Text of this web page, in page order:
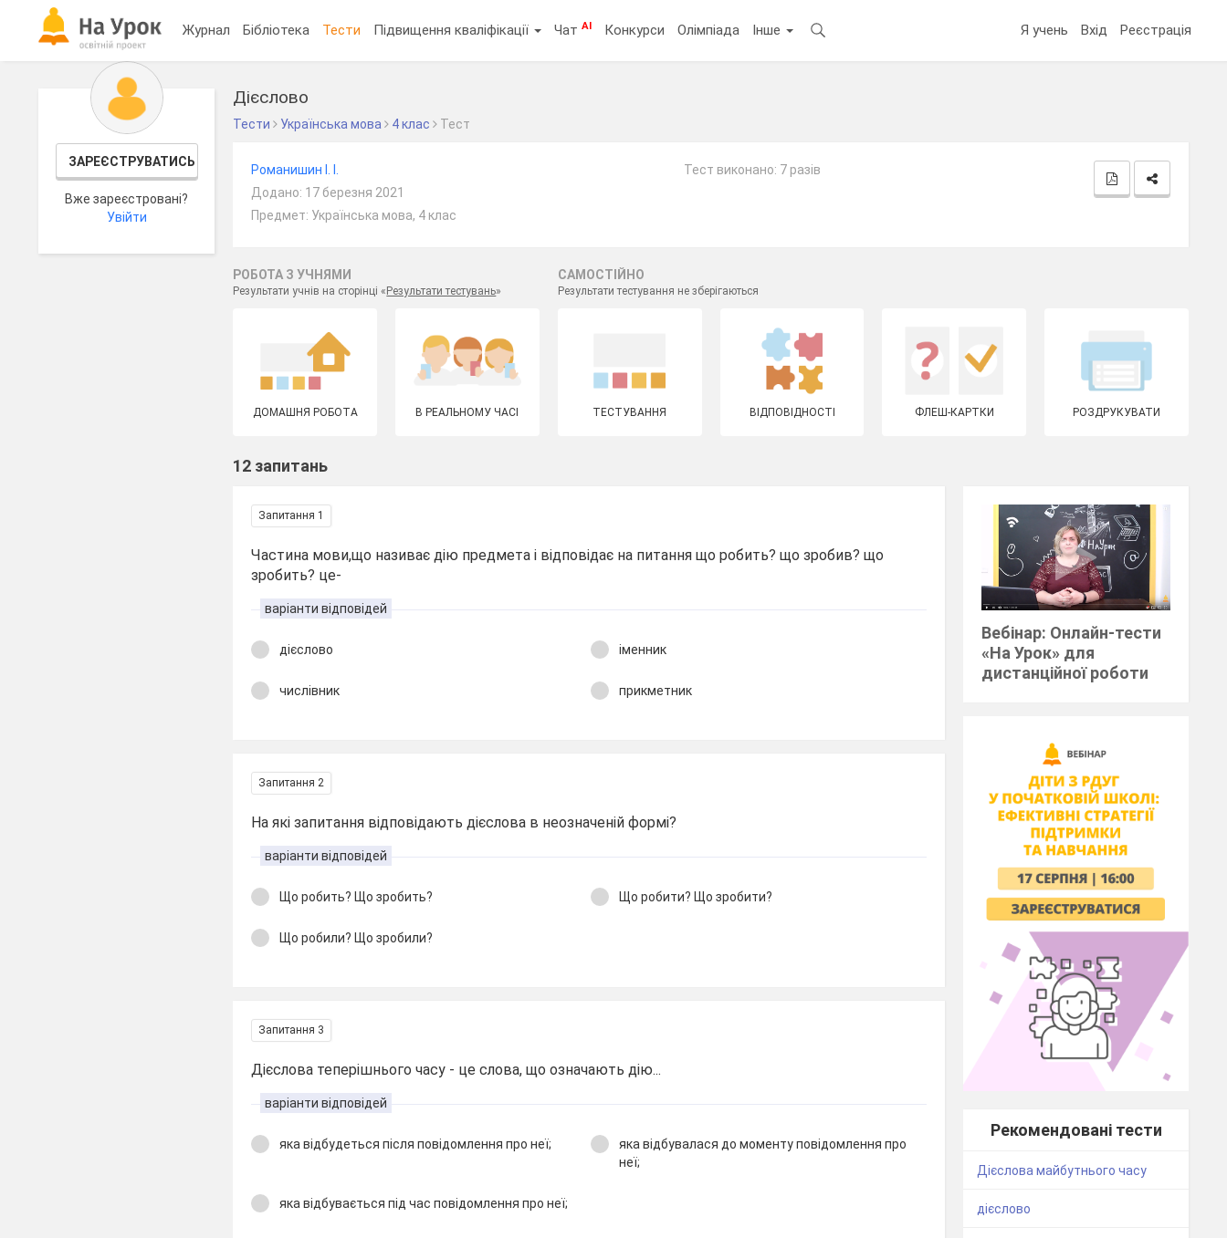
Журнал Бібліотека Тести Підвищення кваліфікації ЧатAI Конкурси Олімпіада Інше Я учень Вхід Реєстрація
ЗАРЕЄСТРУВАТИСЬ
Вже зареєстровані?
Увійти
Дієслово
Тести Українська мова 4 клас Тест
Романишин І. І.
Додано: 17 березня 2021
Предмет: Українська мова, 4 клас
Тест виконано: 7 разів
РОБОТА З УЧНЯМИ
Результати учнів на сторінці « Результати тестувань»
САМОСТІЙНО
Результати тестування не зберігаються
ДОМАШНЯ РОБОТА В РЕАЛЬНОМУ ЧАСІ ТЕСТУВАННЯ ВІДПОВІДНОСТІ ФЛЕШ-КАРТКИ РОЗДРУКУВАТИ
12 запитань
Запитання 1
Частина мови,що називає дію предмета і відповідає на питання що робить? що зробив? що
зробить? це-
варіанти відповідей
дієслово іменник
числівник прикметник
Запитання 2
На які запитання відповідають дієслова в неозначеній формі?
варіанти відповідей
Що робить? Що зробить? Що робити? Що зробити?
Що робили? Що зробили?
Запитання 3
Дієслова теперішнього часу - це слова, що означають дію...
варіанти відповідей
яка відбудеться після повідомлення про неї;
яка відбувалася до моменту повідомлення про
неї;
яка відбувається під час повідомлення про неї;
Вебінар: Онлайн-тести
«На Урок» для
дистанційної роботи
Рекомендовані тести
Дієслова майбутнього часу
дієслово